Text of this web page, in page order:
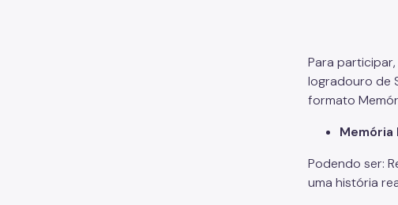
Para
logradouro de
formato
Memória
Podendo ser:
uma história